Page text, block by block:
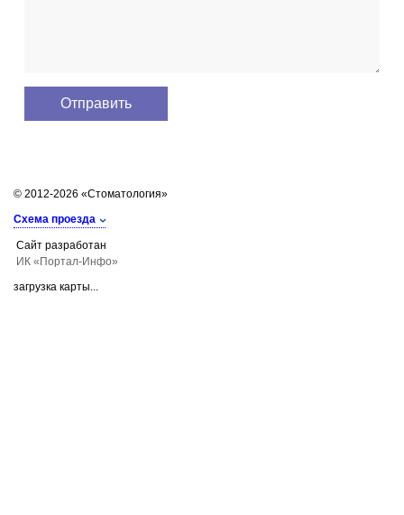
© 2012-2026 «Стоматология»
Схема проезда
Сайт разработан
ИК «Портал-Инфо»
загрузка карты...